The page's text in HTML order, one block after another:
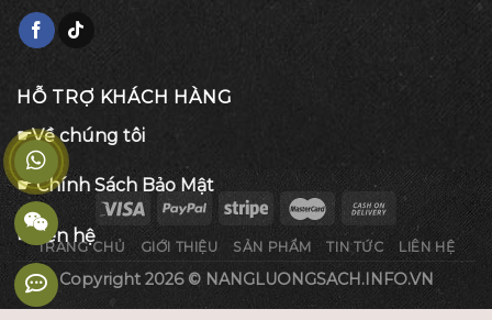
HỖ TRỢ KHÁCH HÀNG
☛Về chúng tôi
☛ Chính Sách Bảo Mật
☛Liên hệ
TRANG CHỦ GIỚI THIỆU SẢN PHẨM TIN TỨC LIÊN HỆ
Copyright 2026 © NANGLUONGSACH.INFO.VN